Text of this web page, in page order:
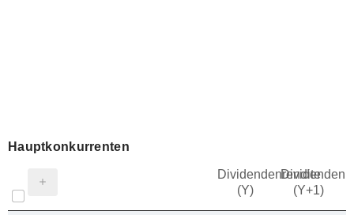
Hauptkonkurrenten
Dividendenrendite
(Y)
(Y+1)